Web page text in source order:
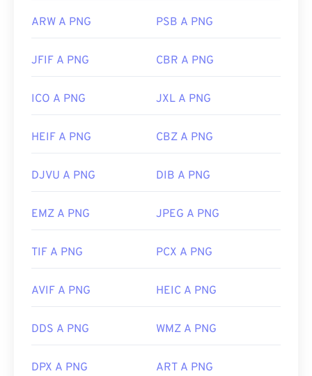
ARW A PNG PSB A PNG
JFIF A PNG CBR A PNG
ICO A PNG JXL A PNG
HEIF A PNG CBZ A PNG
DJVU A PNG DIB A PNG
EMZ A PNG JPEG A PNG
TIF A PNG PCX A PNG
AVIF A PNG HEIC A PNG
DDS A PNG WMZ A PNG
DPX A PNG ART A PNG